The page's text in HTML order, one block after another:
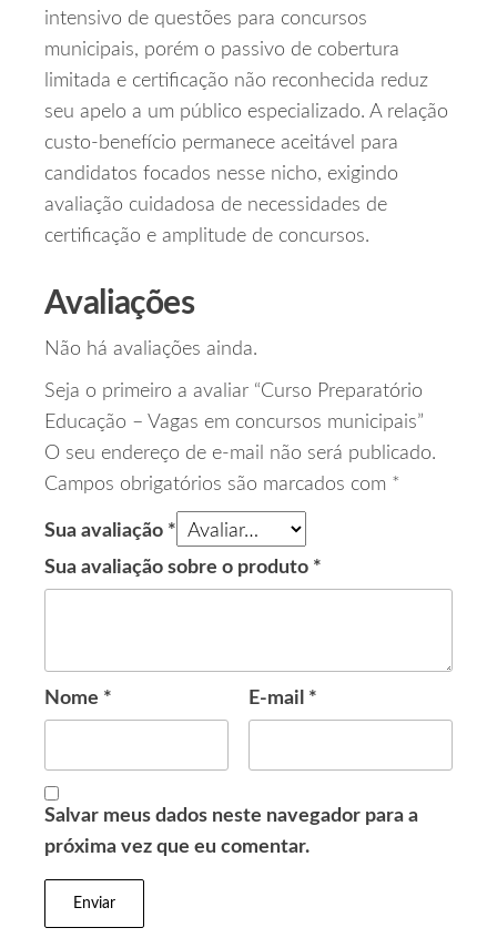
intensivo de questões para concursos
municipais, porém o passivo de cobertura
limitada e certificação não reconhecida reduz
seu apelo a um público especializado. A relação
custo‑benefício permanece aceitável para
candidatos focados nesse nicho, exigindo
avaliação cuidadosa de necessidades de
certificação e amplitude de concursos.
Avaliações
Não há avaliações ainda.
Seja o primeiro a avaliar “Curso Preparatório
Educação – Vagas em concursos municipais”
O seu endereço de e-mail não será publicado.
Campos obrigatórios são marcados com *
Sua avaliação *
Sua avaliação sobre o produto *
Nome * E-mail *
Salvar meus dados neste navegador para a
próxima vez que eu comentar.